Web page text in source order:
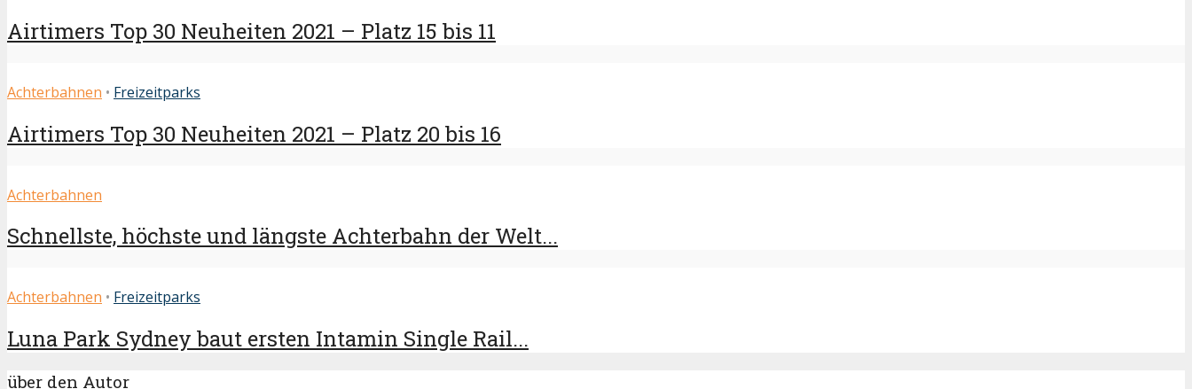
Airtimers Top 30 Neuheiten 2021 – Platz 15 bis 11
Achterbahnen • Freizeitparks
Airtimers Top 30 Neuheiten 2021 – Platz 20 bis 16
Achterbahnen
Schnellste, höchste und längste Achterbahn der Welt...
Achterbahnen • Freizeitparks
Luna Park Sydney baut ersten Intamin Single Rail...
über den Autor